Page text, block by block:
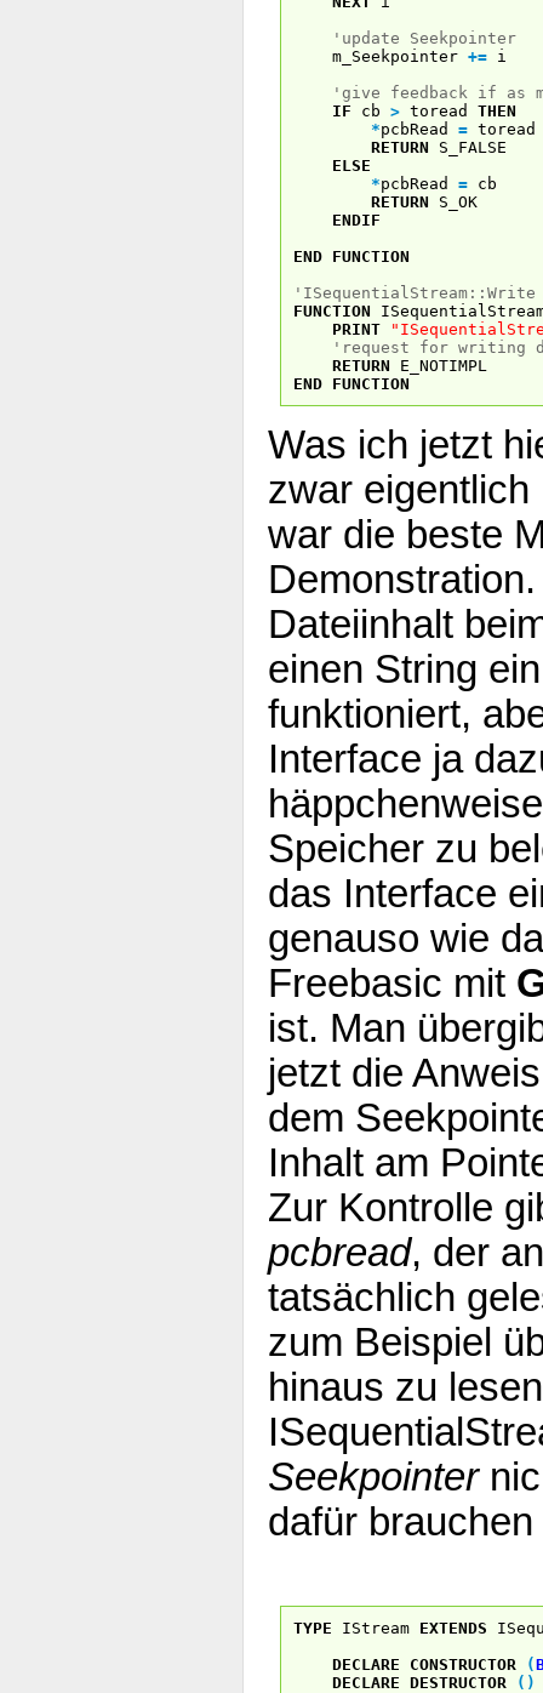
'update Seekpointer
m_Seekpointer += i
'give feedback if as
IF cb > toread THEN
*pcbRead = toread
RETURN S_FALSE
ELSE
*pcbRead = cb
RETURN S_OK
ENDIF
END FUNCTION
'ISequentialStream::Write
FUNCTION
PRINT
'request for writing
RETURN E_NOTIMPL
END FUNCTION
Was ich jetzt
zwar
war die beste
Dateiinhalt
einen String
funktioniert,
Interface ja
Speicher zu
das Interface
genauso wie
Freebasic mit
ist. Man
jetzt die
dem
Inhalt am
Zur Kontrolle
pcbread, der
tatsächlich
zum Beispiel
hinaus zu
Seekpointer
dafür
TYPE IStream EXTENDS
DECLARE
CONSTRUCTOR (
DECLARE DESTRUCTOR ( )